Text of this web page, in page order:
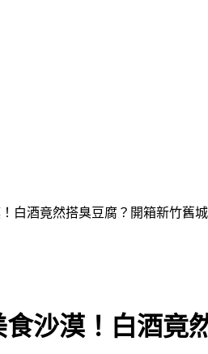
白酒竟然搭臭豆腐？開箱新竹舊
沙漠！白酒竟